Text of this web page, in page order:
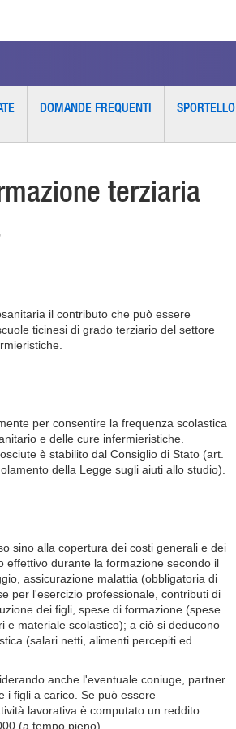
DOMANDE FREQUENTI SPORTELLO
terziaria
il contributo che può essere
ticinesi di grado terziario del settore
per consentire la frequenza scolastica
e delle cure infermieristiche.
è stabilito dal Consiglio di Stato (art.
della Legge sugli aiuti allo studio).
sino alla copertura dei costi generali e dei
effettivo durante la formazione secondo il
assicurazione malattia (obbligatoria di
per l'esercizio professionale, contributi di
dei figli, spese di formazione (spese
e materiale scolastico); a ciò si deducono
(salari netti, alimenti percepiti ed
anche l'eventuale coniuge, partner
i figli a carico. Se può essere
lavorativa è computato un reddito
(a tempo pieno).